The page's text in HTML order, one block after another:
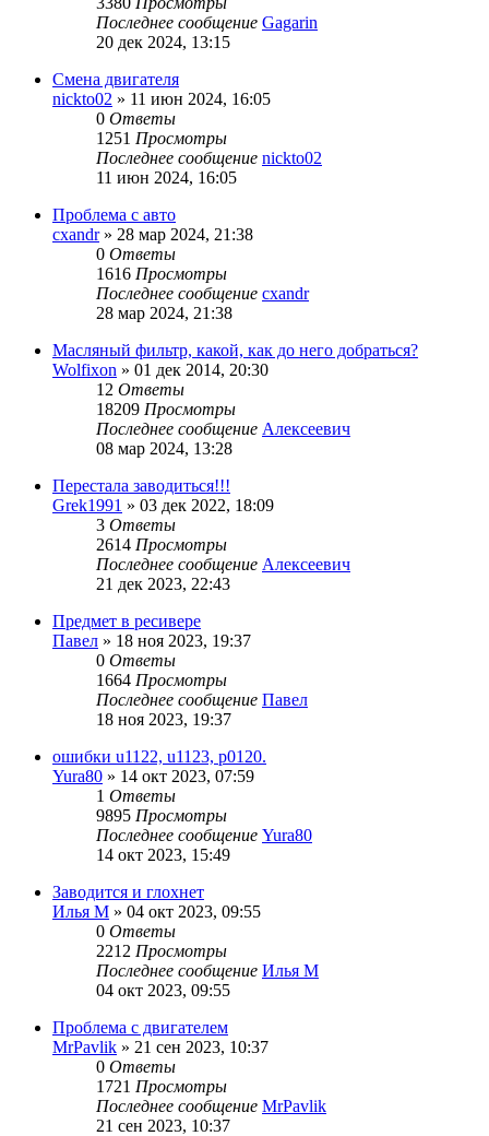
Последнее сообщение Gagarin
20 дек 2024, 13:15
Смена двигателя
nickto02 » 11 июн 2024, 16:05
0 Ответы
1251 Просмотры
Последнее сообщение nickto02
11 июн 2024, 16:05
Проблема с авто
cxandr» 28 мар 2024, 21:38
0 Ответы
1616 Просмотры
Последнее сообщение cxandr
28 мар 2024, 21:38
Масляный фильтр, какой, как до него добраться?
Wolfixon » 01 дек 2014, 20:30
12 Ответы
18209 Просмотры
Последнее сообщение Алексеевич
08 мар 2024, 13:28
Перестала заводиться!!!
Grek1991 » 03 дек 2022, 18:09
3 Ответы
2614 Просмотры
Последнее сообщение Алексеевич
21 дек 2023, 22:43
Предмет в ресивере
Павел » 18 ноя 2023, 19:37
0 Ответы
1664 Просмотры
Последнее сообщение Павел
18 ноя 2023, 19:37
ошибки u1122, u1123, p0120.
Yura80 » 14 окт 2023, 07:59
1 Ответы
9895 Просмотры
Последнее сообщение Yura80
14 окт 2023, 15:49
Заводится и глохнет
Илья М » 04 окт 2023, 09:55
0 Ответы
2212 Просмотры
Последнее сообщение Илья М
04 окт 2023, 09:55
Проблема с двигателем
MrPavlik » 21 сен 2023, 10:37
0 Ответы
1721 Просмотры
Последнее сообщение MrPavlik
21 сен 2023, 10:37